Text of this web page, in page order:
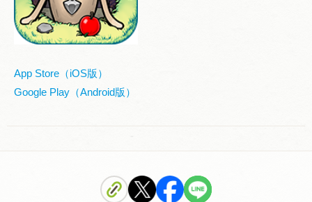
App Store（iOS版）
Google Play（Android版）